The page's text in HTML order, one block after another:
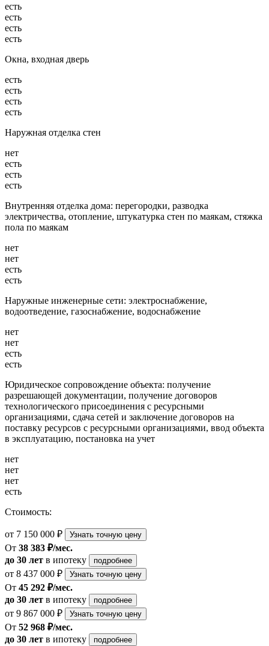
есть
есть
есть
есть
Окна, входная дверь
есть
есть
есть
есть
Наружная отделка стен
нет
есть
есть
есть
Внутренняя отделка дома: перегородки, разводка
электричества, отопление, штукатурка стен по маякам, стяжка
пола по маякам
нет
нет
есть
есть
Наружные инженерные сети: электроснабжение,
водоотведение, газоснабжение, водоснабжение
нет
нет
есть
есть
Юридическое сопровождение объекта: получение
разрешающей документации, получение договоров
технологического присоединения с ресурсными
организациями, сдача сетей и заключение договоров на
поставку ресурсов с ресурсными организациями, ввод объекта
в эксплуатацию, постановка на учет
нет
нет
нет
есть
Стоимость:
от 7 150 000 ₽ Узнать точную цену
От 38 383 ₽/мес.
до 30 лет в ипотеку подробнее
от 8 437 000 ₽ Узнать точную цену
От 45 292 ₽/мес.
до 30 лет в ипотеку подробнее
от 9 867 000 ₽ Узнать точную цену
От 52 968 ₽/мес.
до 30 лет в ипотеку подробнее